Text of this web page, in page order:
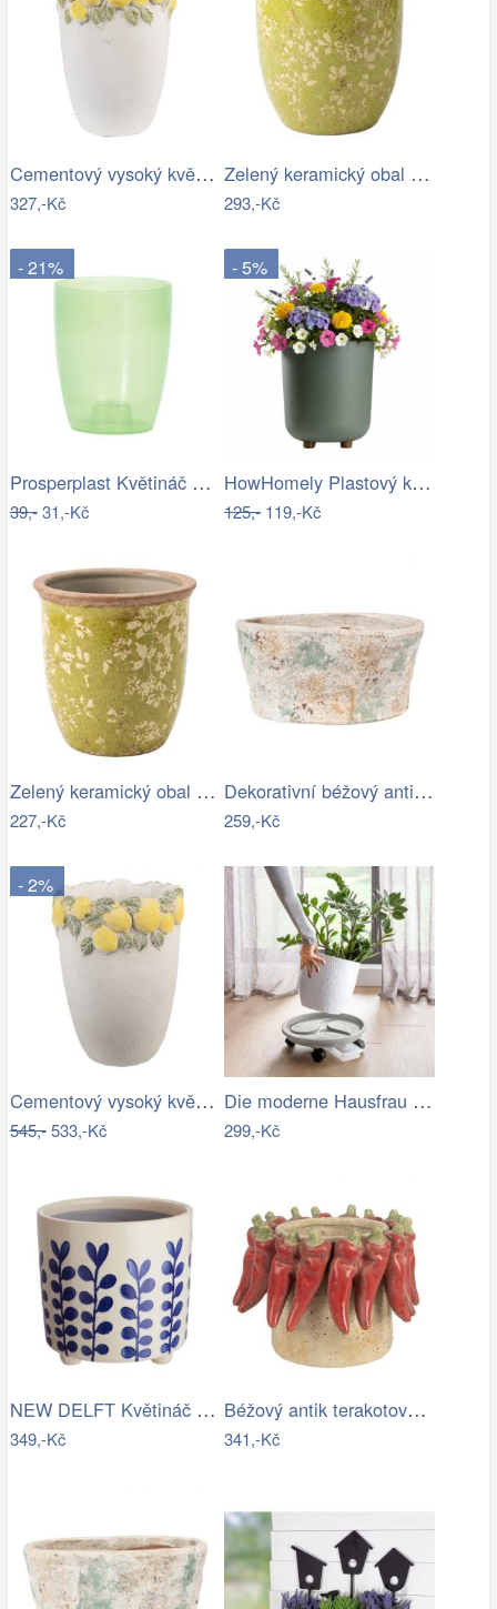
Cementový vysoký květináč lemovaný…
327,-Kč
Zelený keramický obal na květináč…
293,-Kč
- 21%
Prosperplast Květináč Coubi Orchidea…
39,-31,-Kč
- 5%
HowHomely Plastový květináč na…
125,-119,-Kč
Zelený keramický obal na květináč…
227,-Kč
Dekorativní béžový antik terakotový…
259,-Kč
- 2%
Cementový vysoký květináč lemovaný…
545,-533,-Kč
Die moderne Hausfrau Pojízdná miska pod…
299,-Kč
NEW DELFT Květináč lístky 13,5 cm
349,-Kč
Béžový antik terakotový obal na…
341,-Kč